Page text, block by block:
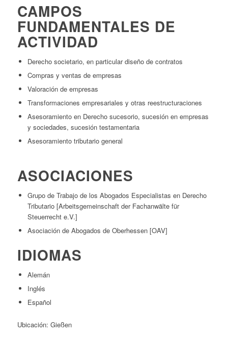
CAMPOS
FUNDAMENTALES DE
ACTIVIDAD
Derecho societario, en particular diseño de contratos
Compras y ventas de empresas
Valoración de empresas
Transformaciones empresariales y otras reestructuraciones
Asesoramiento en Derecho sucesorio, sucesión en empresas
y sociedades, sucesión testamentaria
Asesoramiento tributario general
ASOCIACIONES
Grupo de Trabajo de los Abogados Especialistas en Derecho
Tributario [Arbeitsgemeinschaft der Fachanwälte für
Steuerrecht e.V.]
Asociación de Abogados de Oberhessen [OAV]
IDIOMAS
Alemán
Inglés
Español
Ubicación: Gießen